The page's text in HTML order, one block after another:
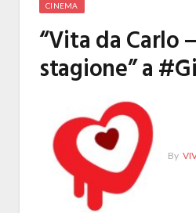
CINEMA
“Vita da Carlo
stagione” a
By